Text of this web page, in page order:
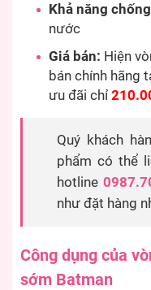
Khả năng
nước
Giá bán: Hiện
bán chính hãng
ưu đãi chỉ
Quý khách
phẩm có thể
hotline
như đặt hàng
Công dụng của
sớm Batman